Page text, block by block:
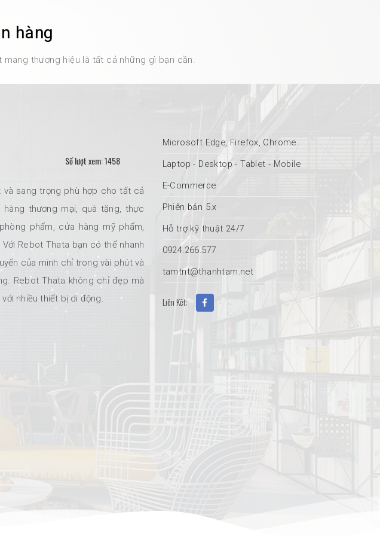
hàng
thương hiệu là tất cả những gì bạn cần.
Số lượt xem: 1458
sang trọng phù hợp cho tất cả
thương mại, quà tặng, thực
phẩm, cửa hàng mỹ phẩm,
Rebot Thata bạn có thể nhanh
của mình chỉ trong vài phút và
Rebot Thata không chỉ đẹp mà
nhiều thiết bị di động.
Microsoft Edge, Firefox, Chrome..
Laptop - Desktop - Tablet - Mobile
E-Commerce
Phiên bản 5.x
Hỗ trợ kỹ thuật 24/7
0924.266.577
tamtnt@thanhtam.net
Liên Kết: